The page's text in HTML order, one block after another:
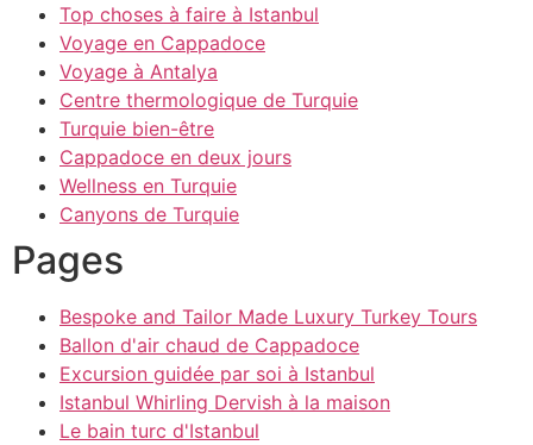
Top choses à faire à Istanbul
Voyage en Cappadoce
Voyage à Antalya
Centre thermologique de Turquie
Turquie bien-être
Cappadoce en deux jours
Wellness en Turquie
Canyons de Turquie
Pages
Bespoke and Tailor Made Luxury Turkey Tours
Ballon d'air chaud de Cappadoce
Excursion guidée par soi à Istanbul
Istanbul Whirling Dervish à la maison
Le bain turc d'Istanbul